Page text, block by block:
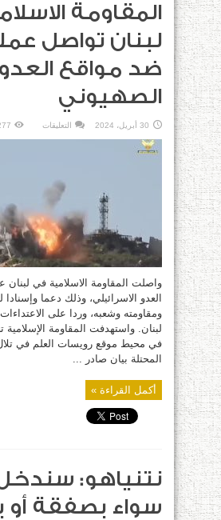
المقاومة
لبنان تواصل
ضد مواقع العدو
الصهيوني
30 أبريل، 2024 التعليقات
الاسلامية
الصهيوني
مغلقة
277
واصلت المقاومة الاسلامية في لبنان
العدو الاسرائيلي، وذلك دعما
ومقاومته وشعبه، وردا على
لبنان. واستهدفت المقاومة الإسلامية
في محيط موقع رويسات العلم في
المحتلة بيان صادر ...
أكمل القراءة »
نتنياهو:
سواء بصفقة أو